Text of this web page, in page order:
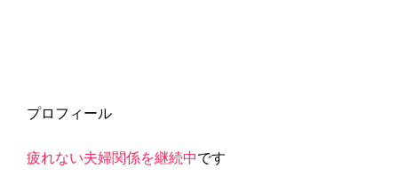
プロフィール
疲れない夫婦関係を継続中です